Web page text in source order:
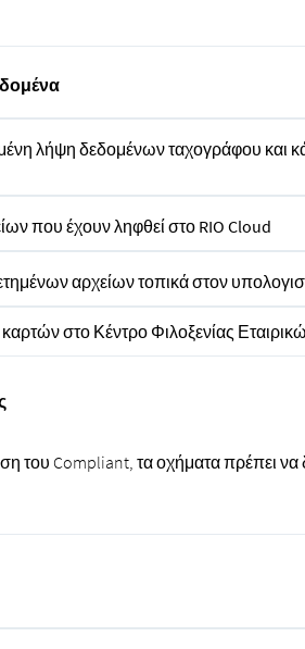
λήψη δεδομένων ταχογράφου και
που έχουν ληφθεί στο RIO Cloud
αρχείων τοπικά στον
στο Κέντρο Φιλοξενίας
του Compliant, τα οχήματα πρέπει